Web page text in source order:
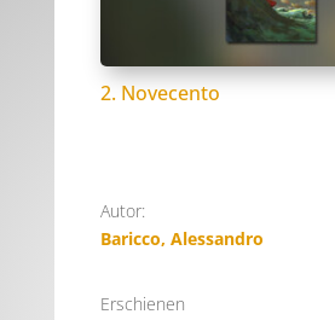
2. Novecento
Autor:
Baricco, Alessandro
Erschienen